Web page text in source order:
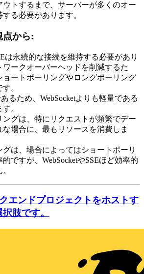
ウトするまで、サーバーが多くのオー
る必要があります。
点から:
は永続的な接続を維持する必要があり
ワークオーバーヘッドを削減するた
ョートポーリングやロングポーリング
。
るため、WebSocketよりも軽量である
。
ングは、特にリクエストが頻繁でデー
な場合に、最もリソースを消費しま
グは、場合によってはショートポーリ
ですが、WebSocketやSSEほど効率的
エンドプロジェクトをホストす
肢です。